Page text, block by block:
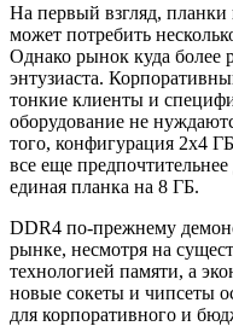
На первый взгляд, планки
может потребить
Однако рынок куда более
энтузиаста.
тонкие клиенты и
оборудование не
того, конфигурация 2х4
все еще
единая планка на 8 ГБ.
DDR4 по-прежнему
рынке, несмотря на
технологией памяти, а
новые сокеты и чипсеты
для корпоративного и